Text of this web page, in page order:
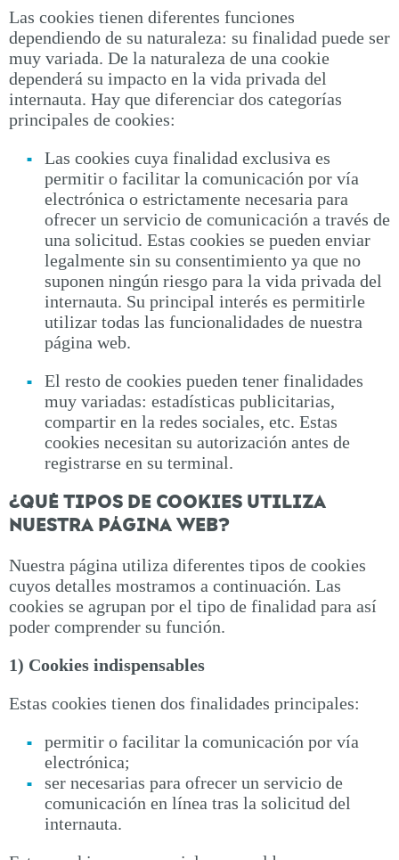
Las cookies tienen diferentes funciones
dependiendo de su naturaleza: su finalidad puede ser
muy variada. De la naturaleza de una cookie
dependerá su impacto en la vida privada del
internauta. Hay que diferenciar dos categorías
principales de cookies:
Las cookies cuya finalidad exclusiva es
permitir o facilitar la comunicación por vía
electrónica o estrictamente necesaria para
ofrecer un servicio de comunicación a través de
una solicitud. Estas cookies se pueden enviar
legalmente sin su consentimiento ya que no
suponen ningún riesgo para la vida privada del
internauta. Su principal interés es permitirle
utilizar todas las funcionalidades de nuestra
página web.
El resto de cookies pueden tener finalidades
muy variadas: estadísticas publicitarias,
compartir en la redes sociales, etc. Estas
cookies necesitan su autorización antes de
registrarse en su terminal.
¿QUÉ TIPOS DE COOKIES UTILIZA
NUESTRA PÁGINA WEB?
Nuestra página utiliza diferentes tipos de cookies
cuyos detalles mostramos a continuación. Las
cookies se agrupan por el tipo de finalidad para así
poder comprender su función.
1) Cookies indispensables
Estas cookies tienen dos finalidades principales:
permitir o facilitar la comunicación por vía
electrónica;
ser necesarias para ofrecer un servicio de
comunicación en línea tras la solicitud del
internauta.